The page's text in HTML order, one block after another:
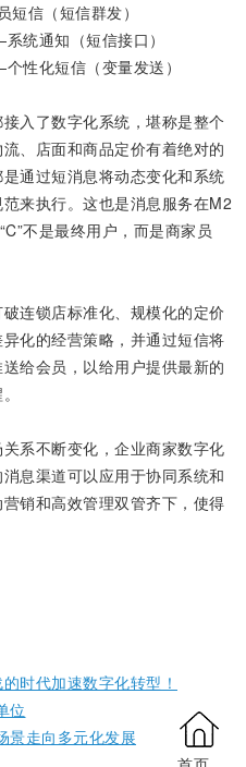
信（短信群发）
统通知（短信接口）
性化短信（变量发送）
入了数字化系统，堪称是整个
、店面和商品定价有着绝对的
通过短消息将动态变化和系统
来执行。这也是消息服务在M2
不是最终用户，而是商家员
连锁店标准化、规模化的定价
化的经营策略，并通过短信将
给会员，以给用户提供最新的
系不断变化，企业商家数字化
息渠道可以应用于协同系统和
销和高效管理双管齐下，使得
时代加速数字化转型！
位
景走向多元化发展